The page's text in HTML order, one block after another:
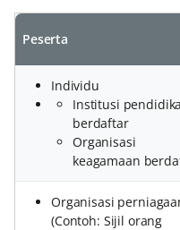
Peserta
Individu
Institusi
berdaftar
Organisasi
keagamaan
Organisasi
(Contoh: Sijil orang